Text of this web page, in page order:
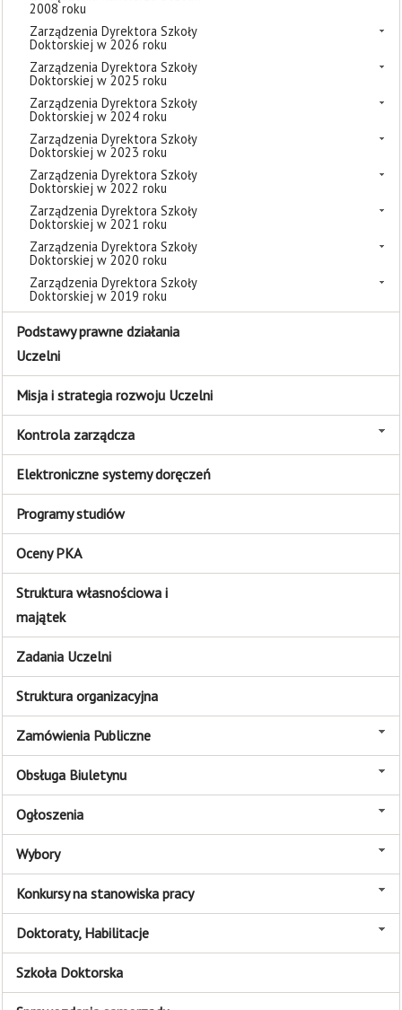
2008 roku
Zarządzenia Dyrektora Szkoły
Doktorskiej w 2026 roku
Zarządzenia Dyrektora Szkoły
Doktorskiej w 2025 roku
Zarządzenia Dyrektora Szkoły
Doktorskiej w 2024 roku
Zarządzenia Dyrektora Szkoły
Doktorskiej w 2023 roku
Zarządzenia Dyrektora Szkoły
Doktorskiej w 2022 roku
Zarządzenia Dyrektora Szkoły
Doktorskiej w 2021 roku
Zarządzenia Dyrektora Szkoły
Doktorskiej w 2020 roku
Zarządzenia Dyrektora Szkoły
Doktorskiej w 2019 roku
Podstawy prawne działania
Uczelni
Misja i strategia rozwoju Uczelni
Kontrola zarządcza
Elektroniczne systemy doręczeń
Programy studiów
Oceny PKA
Struktura własnościowa i
majątek
Zadania Uczelni
Struktura organizacyjna
Zamówienia Publiczne
Obsługa Biuletynu
Ogłoszenia
Wybory
Konkursy na stanowiska pracy
Doktoraty, Habilitacje
Szkoła Doktorska